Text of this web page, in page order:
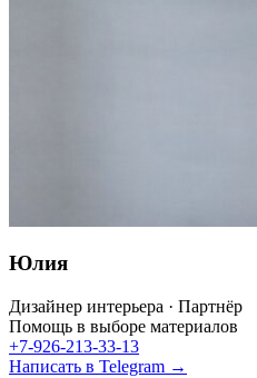
Юлия
Дизайнер интерьера · Партнёр
Помощь в выборе материалов
+7-926-213-33-13
Написать в Telegram →